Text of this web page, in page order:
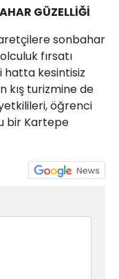
GÜZELLİĞİ
sonbahar
fırsatı
hatta kesintisiz
kış turizmine de
öğrenci
bir Kartepe